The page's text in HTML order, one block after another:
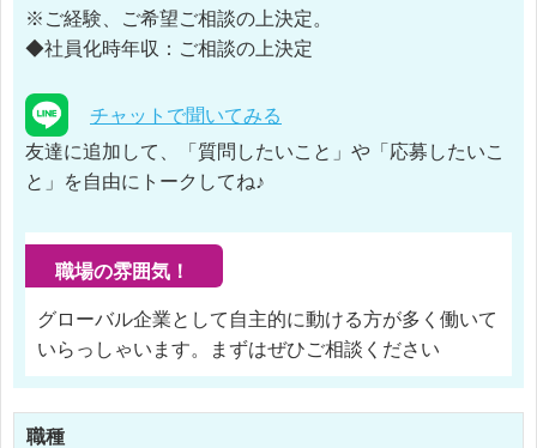
※ご経験、ご希望ご相談の上決定。
◆社員化時年収：ご相談の上決定
チャットで聞いてみる
友達に追加して、「質問したいこと」や「応募したいこ
と」を自由にトークしてね♪
職場の雰囲気！
グローバル企業として自主的に動ける方が多く働いて
いらっしゃいます。まずはぜひご相談ください
職種